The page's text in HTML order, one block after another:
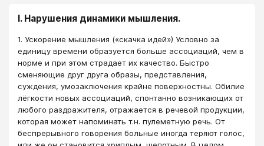
I. Нарушения динамики мышления.
1. Ускорение мышления («скачка идей») Условно за
единицу времени образуется больше ассоциаций, чем в
норме и при этом страдает их качество. Быстро
сменяющие друг друга образы, представления,
суждения, умозаключения крайне поверхностны. Обилие
лёгкости новых ассоциаций, спонтанно возникающих от
любого раздражителя, отражается в речевой продукции,
которая может напоминать т.н. пулеметную речь. От
беспрерывного говорения больные иногда теряют голос,